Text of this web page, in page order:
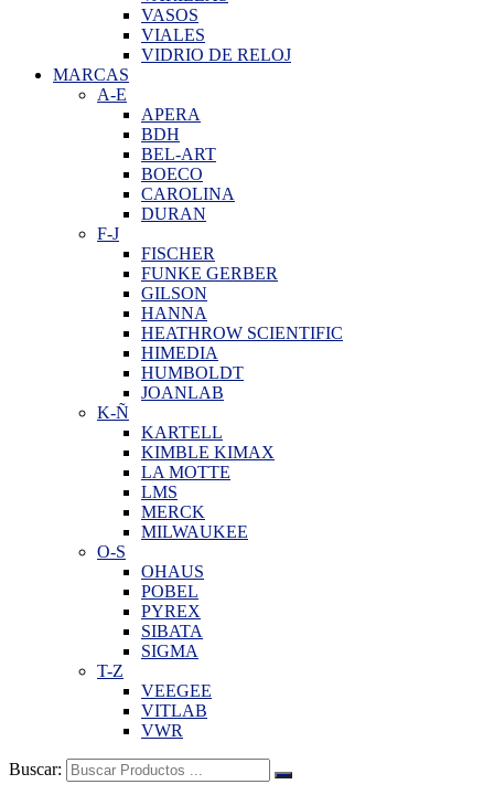
VASOS
VIALES
VIDRIO DE RELOJ
MARCAS
A-E
APERA
BDH
BEL-ART
BOECO
CAROLINA
DURAN
F-J
FISCHER
FUNKE GERBER
GILSON
HANNA
HEATHROW SCIENTIFIC
HIMEDIA
HUMBOLDT
JOANLAB
K-Ñ
KARTELL
KIMBLE KIMAX
LA MOTTE
LMS
MERCK
MILWAUKEE
O-S
OHAUS
POBEL
PYREX
SIBATA
SIGMA
T-Z
VEEGEE
VITLAB
VWR
Buscar: